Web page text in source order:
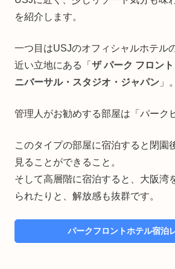
を紹介します。
一つ目はUSJのオフィシャルホテル
近い立地にある「 ザ パーク フロン
ニバーサル・スタジオ・ジャパン 」。
管理人がお勧めする部屋は「パーク
このタイプの部屋に宿泊すると閉園
見ることができること。
そして高層階に宿泊すると、大阪湾
られたりと、解放感も抜群です。
パークフロントホテル宿泊